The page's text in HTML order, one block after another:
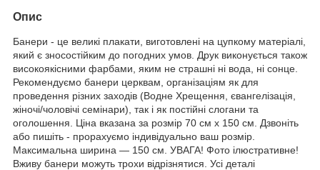
Опис
Банери - це великі плакати, виготовлені на цупкому матеріалі,
який є зносостійким до погодних умов. Друк виконується також
високоякісними фарбами, яким не страшні ні вода, ні сонце.
Рекомендуємо банери церквам, організаціям як для
проведення різних заходів (Водне Хрещення, євангелізація,
жіночі/чоловічі семінари), так і як постійні слогани та
оголошення. Ціна вказана за розмір 70 см х 150 см. Дзвоніть
або пишіть - прорахуємо індивідуально ваш розмір.
Максимальна ширина — 150 см. УВАГА! Фото ілюстративне!
Вживу банери можуть трохи відрізнятися. Усі деталі